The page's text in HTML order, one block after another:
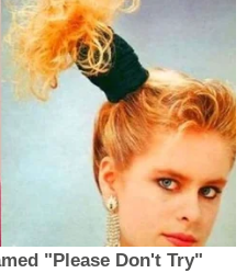
"Please Don't Try"